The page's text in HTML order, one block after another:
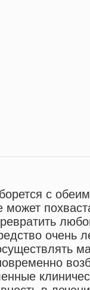
с
очень